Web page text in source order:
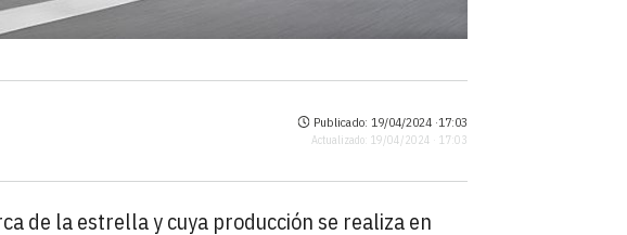
Publicado: 19/04/2024 ·17:03
Actualizado: 19/04/2024 · 17:03
de la estrella y cuya producción se realiza en